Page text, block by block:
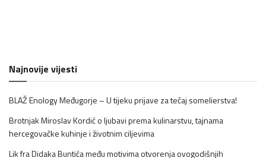
Najnovije vijesti
BLAŽ Enology Međugorje – U tijeku prijave za tečaj somelierstva!
Brotnjak Miroslav Kordić o ljubavi prema kulinarstvu, tajnama
hercegovačke kuhinje i životnim ciljevima
Lik fra Didaka Buntića među motivima otvorenja ovogodišnjih